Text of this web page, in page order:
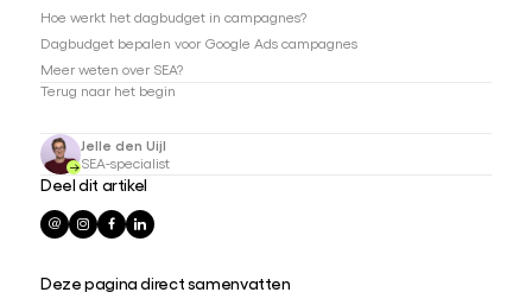
Hoe werkt het dagbudget in campagnes?
Dagbudget bepalen voor Google Ads campagnes
Meer weten over SEA?
Terug naar het begin
Jelle den Uijl
SEA-specialist
Deel dit artikel
Deze pagina direct samenvatten